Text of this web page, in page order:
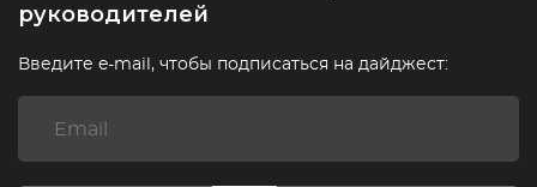
руководителей
Введите e-mail, чтобы подписаться на дайджест: